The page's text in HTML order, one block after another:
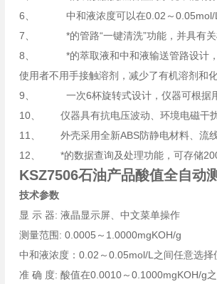
6、 中和液浓度可以在0.02～0.05mol/L
7、 *的管路“一键清洗”功能，并具有关机
8、 *的萃取液和中和液输送管路设计，试
使用者不用手接触溶剂，减少了有机溶剂和
9、 一次6杯旋转式设计，仪器可根据用
10、 仪器具有抗电压波动、环境电磁干扰
11、 外壳采用全新ABS防静电材料、流线
12、 *的数据查询及处理功能，可存储200
KSZ7506石油产品酸值全自动
技术参数
显 示 器: 液晶显示屏、中文菜单操作
测量范围: 0.0005～1.0000mgKOH/g
中和液浓度：0.02～0.05mol/L之间任意选择
准 确 度: 酸值在0.0010～0.1000mgKOH/g